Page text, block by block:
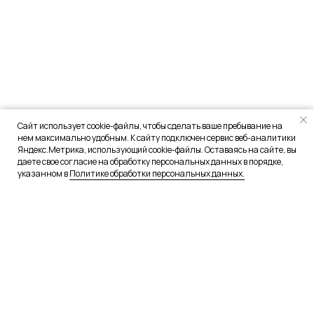
Сайт использует cookie-файлы, чтобы сделать ваше пребывание на
нем максимально удобным. К сайту подключен сервис веб-аналитики
Яндекс.Метрика, использующий cookie-файлы. Оставаясь на сайте, вы
даете свое согласие на обработку персональных данных в порядке,
указанном вПолитике обработки персональных данных.